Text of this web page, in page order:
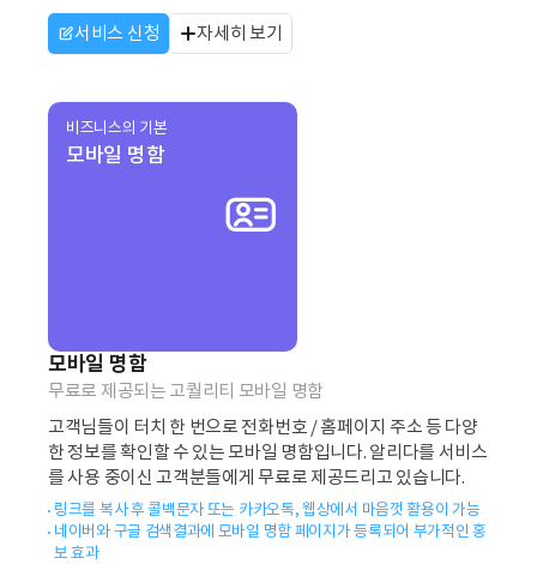
서비스 신청 자세히 보기
비즈니스의 기본
모바일 명함
모바일 명함
무료로 제공되는 고퀄리티 모바일 명함
고객님들이 터치 한 번으로 전화번호 / 홈페이지 주소 등 다양
한 정보를 확인할 수 있는 모바일 명함입니다. 알리다를 서비스
를 사용 중이신 고객분들에게 무료로 제공드리고 있습니다.
링크를 복사 후 콜백문자 또는 카카오톡, 웹상에서 마음껏 활용이 가능
네이버와 구글 검색결과에 모바일 명함 페이지가 등록되어 부가적인 홍
보 효과